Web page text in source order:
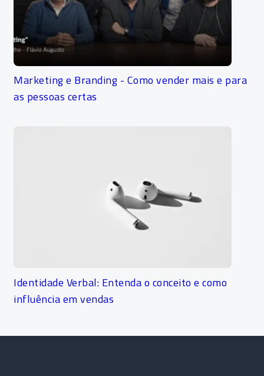
Marketing e Branding - Como vender mais e para
as pessoas certas
Identidade Verbal: Entenda o conceito e como
influência em vendas